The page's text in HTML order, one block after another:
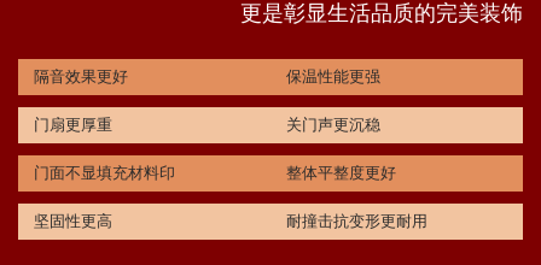
更是彰显生活品质的完美装饰
隔音效果更好 保温性能更强
门扇更厚重 关门声更沉稳
门面不显填充材料印 整体平整度更好
坚固性更高 耐撞击抗变形更耐用